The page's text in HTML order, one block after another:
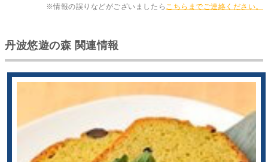
※情報の誤りなどがございましたら こちらまでご連絡ください。
丹波悠遊の森 関連情報